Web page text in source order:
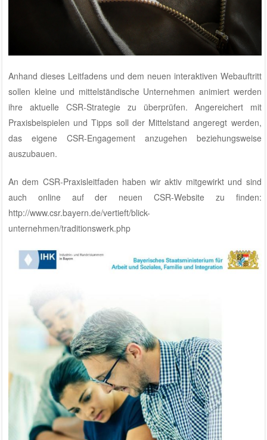
Anhand dieses Leitfadens und dem neuen interaktiven Webauftritt
sollen kleine und mittelständische Unternehmen animiert werden
ihre aktuelle CSR-Strategie zu überprüfen. Angereichert mit
Praxisbeispielen und Tipps soll der Mittelstand angeregt werden,
das eigene CSR-Engagement anzugehen beziehungsweise
auszubauen.
An dem CSR-Praxisleitfaden haben wir aktiv mitgewirkt und sind
auch online auf der neuen CSR-Website zu finden:
http://www.csr.bayern.de/vertieft/blick-
unternehmen/traditionswerk.php